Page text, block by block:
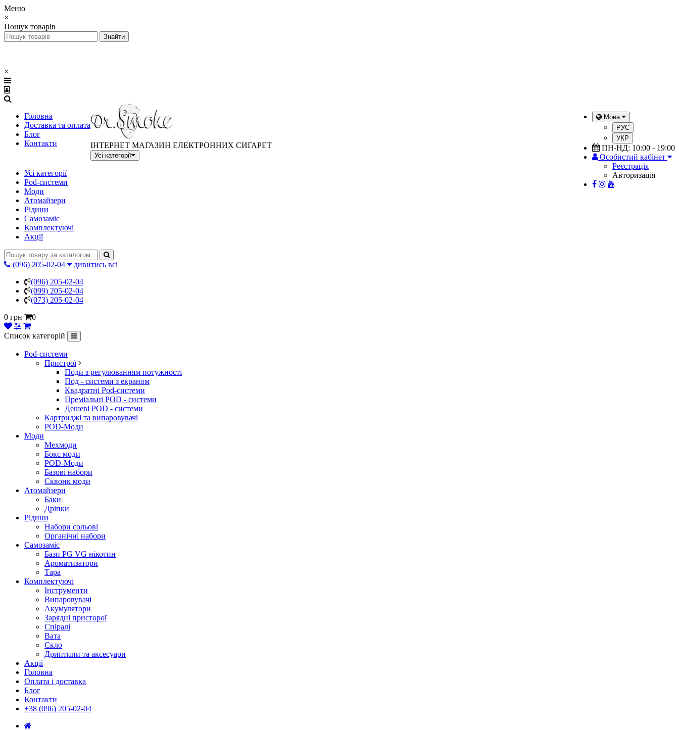
Меню
×
Пошук товарів
×
Головна
Доставка та оплата
Блог
Контакти
Мова
РУС
УКР
ПН-НД: 10:00 - 19:00
Особистий кабінет
Реєстрація
Авторизація
ІНТЕРНЕТ МАГАЗИН ЕЛЕКТРОННИХ СИГАРЕТ
Усі категорії
Усі категорії
Pod-системи
Моди
Атомайзери
Рідини
Самозаміс
Комплектуючі
Акції
(096) 205-02-04
дивитись всі
(096) 205-02-04
(099) 205-02-04
(073) 205-02-04
0 грн
0
Список категорій
Pod-системи
Пристрої
Поди з регулюванням потужності
Под - системи з екраном
Квадратні Pod-системи
Преміальні POD - системи
Дешеві POD - системи
Картриджі та випаровувачі
POD-Моди
Моди
Мехмоди
Бокс моди
POD-Моди
Базові набори
Сквонк моди
Атомайзери
Баки
Дріпки
Рідини
Набори сольові
Органічні набори
Самозаміс
Бази PG VG нікотин
Ароматизатори
Тара
Комплектуючі
Інструменти
Випаровувачі
Акумулятори
Зарядні присторої
Спіралі
Вата
Скло
Дриптипи та аксесуари
Акції
Головна
Оплата і доставка
Блог
Контакти
+38 (096) 205-02-04